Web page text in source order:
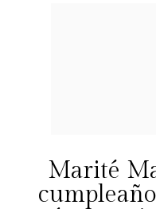
Marité